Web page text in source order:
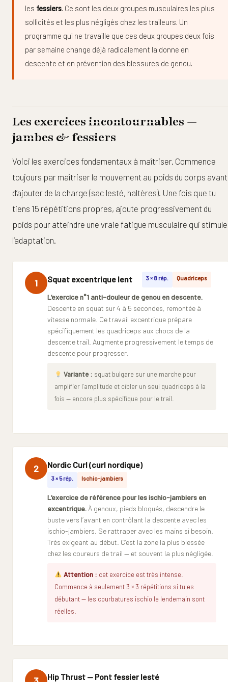
les fessiers. Ce sont les deux groupes musculaires les plus
sollicités et les plus négligés chez les traileurs. Un
programme qui ne travaille que ces deux groupes deux fois
par semaine change déjà radicalement la donne en
descente et en prévention des blessures de genou.
Les exercices incontournables —
jambes & fessiers
Voici les exercices fondamentaux à maîtriser. Commence
toujours par maîtriser le mouvement au poids du corps avant
d’ajouter de la charge (sac lesté, haltères). Une fois que tu
tiens 15 répétitions propres, ajoute progressivement du
poids pour atteindre une vraie fatigue musculaire qui stimule
l’adaptation.
1 Squat excentrique lent 3 × 8 rép. Quadriceps
L’exercice n°1 anti-douleur de genou en descente.
Descente en squat sur 4 à 5 secondes, remontée à
vitesse normale. Ce travail excentrique prépare
spécifiquement les quadriceps aux chocs de la
descente trail. Augmente progressivement le temps de
descente pour progresser.
Variante : squat bulgare sur une marche pour
amplifier l’amplitude et cibler un seul quadriceps à la
fois — encore plus spécifique pour le trail.
2 Nordic Curl (curl nordique)
3 × 5 rép. Ischio-jambiers
L’exercice de référence pour les ischio-jambiers en
excentrique. À genoux, pieds bloqués, descendre le
buste vers l’avant en contrôlant la descente avec les
ischio-jambiers. Se rattraper avec les mains si besoin.
Très exigeant au début. C’est la zone la plus blessée
chez les coureurs de trail — et souvent la plus négligée.
Attention : cet exercice est très intense.
Commence à seulement 3 × 3 répétitions si tu es
débutant — les courbatures ischio le lendemain sont
réelles.
Hip Thrust — Pont fessier lesté